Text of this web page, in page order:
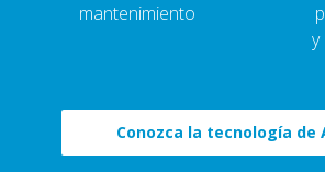
mantenimiento
y
Conozca la tecnología de